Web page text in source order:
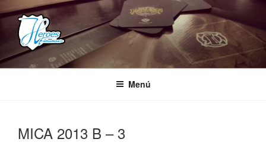
Saltar
al
contenido
HEROES ESTUDIOS
– Comunidad Creativa –
Menú
MICA 2013 B – 3